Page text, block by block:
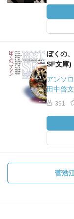
ぼくの
SF文庫)
アンソ
田中啓
391
菅浩